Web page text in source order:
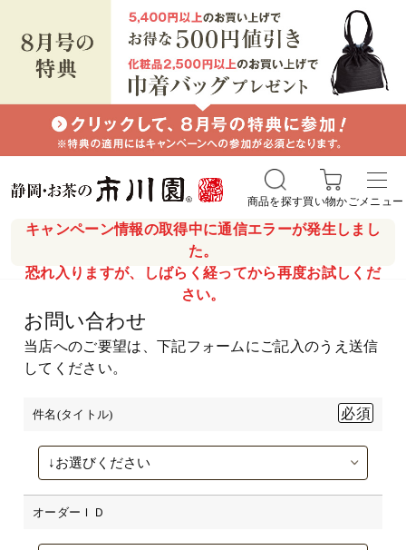
キャンペーン情報の取得中に通信エラーが発生しまし
た。
恐れ入りますが、しばらく経ってから再度お試しくだ
さい。
商品を探す買い物かごメニュー
お問い合わせ
当店へのご要望は、下記フォームにご記入のうえ送信
してください。
件名(タイトル)
オーダーＩＤ